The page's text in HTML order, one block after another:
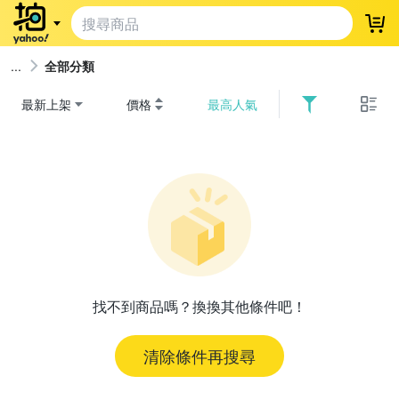
登
全部分類
最新上架 價格 最高人氣
找不到商品嗎？換換其他條件吧！
清除條件再搜尋